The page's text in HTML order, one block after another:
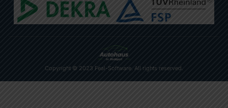
Copyright © 2023 Feal-Software. All rights reserved.